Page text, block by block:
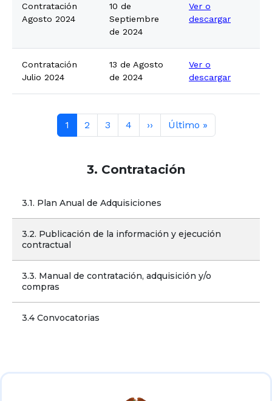
3. Contratación
3.1. Plan Anual de Adquisiciones
3.2. Publicación de la información y ejecución
contractual
3.3. Manual de contratación, adquisición y/o
compras
3.4 Convocatorias
Contratación
Agosto 2024
10 de
Septiembre
de 2024
Ver o
descargar
Contratación
Julio 2024
13 de Agosto
de 2024
Ver o
descargar
Paginación
Página actual
1 Contenido completo
2 Contenido completo
3 Contenido completo
4 Siguiente página
›› Última página
Último »